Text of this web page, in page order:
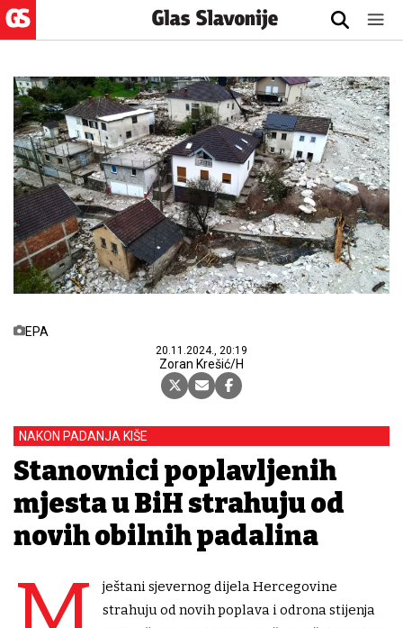
EPA
20.11.2024., 20:19
Zoran Krešić/H
NAKON PADANJA KIŠE
Stanovnici poplavljenih
mjesta u BiH strahuju od
novih obilnih padalina
ještani sjevernog dijela Hercegovine
strahuju od novih poplava i odrona stijenja